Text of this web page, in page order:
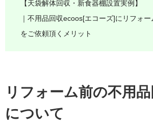
【天袋解体回収・新食器棚設置実例】
｜不用品回収ecoos[エコーズ]にリフォ
をご依頼頂くメリット
リフォーム前の不用
について